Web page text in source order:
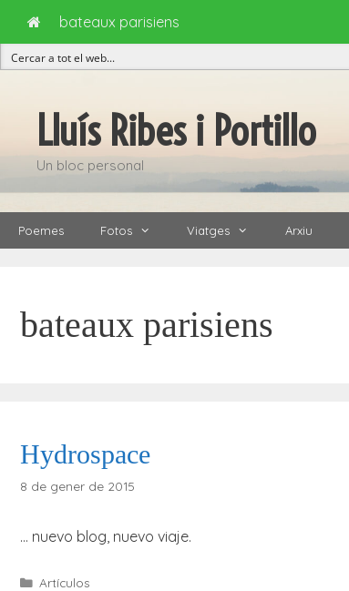
Lluís Ribes i Portillo
Un bloc personal
Poemes Fotos Viatges Arxiu
bateaux parisiens
Hydrospace
8 de gener de 2015
… nuevo blog, nuevo viaje.
Categories
Artículos
bateaux parisiens